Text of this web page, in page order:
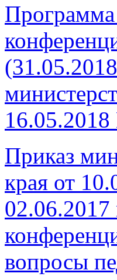
Программа
Приказ
края от
02.06.2017
вопросы